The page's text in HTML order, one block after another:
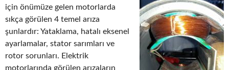
için önümüze gelen motorlarda
sıkça görülen 4 temel arıza
şunlardır: Yataklama, hatalı eksenel
ayarlamalar, stator sarımları ve
rotor sorunları. Elektrik
motorlarında görülen arızaların